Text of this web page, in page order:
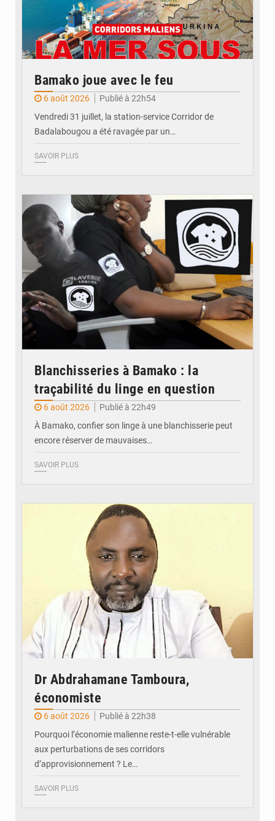
Bamako joue avec le feu
6 août 2026
Publié à 22h54
Vendredi 31 juillet, la station-service Corridor de
Badalabougou a été ravagée par un…
SAVOIR PLUS
Blanchisseries à Bamako : la
traçabilité du linge en question
6 août 2026
Publié à 22h49
À Bamako, confier son linge à une blanchisserie peut
encore réserver de mauvaises…
SAVOIR PLUS
Dr Abdrahamane Tamboura,
économiste
6 août 2026
Publié à 22h38
Pourquoi l’économie malienne reste-t-elle vulnérable
aux perturbations de ses corridors
d’approvisionnement ? Le…
SAVOIR PLUS